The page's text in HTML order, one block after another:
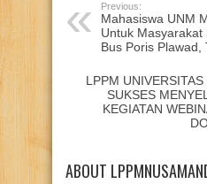
Previous:
Mahasiswa UNM
Untuk Masyarakat
Bus Poris Plawad,
LPPM
SUKSES
KEGIATAN
ABOUT